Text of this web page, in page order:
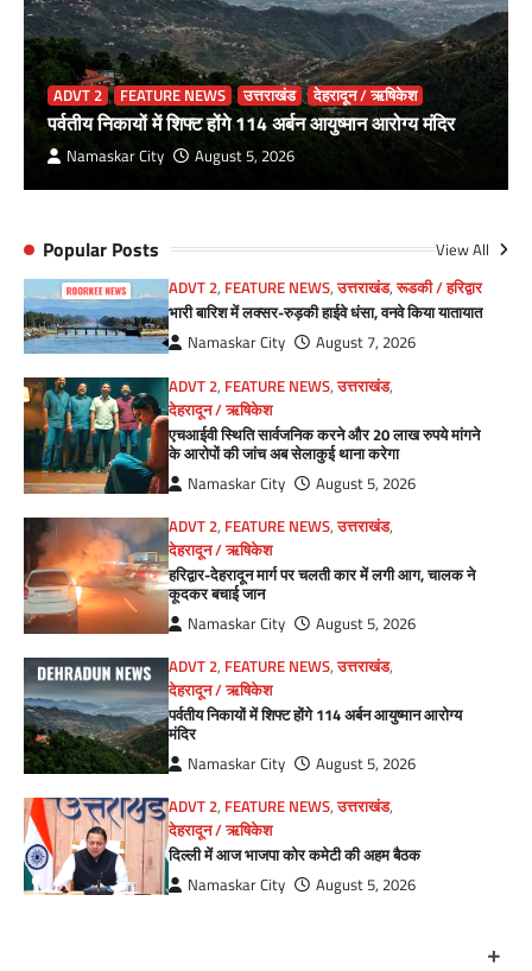
ADVT 2 FEATURE NEWS उत्तराखंड देहरादून / ऋषिकेश
पर्वतीय निकायों में शिफ्ट होंगे 114 अर्बन आयुष्मान आरोग्य मंदिर
Namaskar City August 5, 2026
Popular Posts View All
ADVT 2, FEATURE NEWS,उत्तराखंड,रूडकी / हरिद्वार
भारी बारिश में लक्सर-रुड़की हाईवे धंसा, वनवे किया यातायात
Namaskar City
August 7, 2026
ADVT 2, FEATURE NEWS,उत्तराखंड,
देहरादून / ऋषिकेश
एचआईवी स्थिति सार्वजनिक करने और 20 लाख रुपये मांगने
के आरोपों की जांच अब सेलाकुई थाना करेगा
Namaskar City
August 5, 2026
ADVT 2, FEATURE NEWS,उत्तराखंड,
देहरादून / ऋषिकेश
हरिद्वार-देहरादून मार्ग पर चलती कार में लगी आग, चालक ने
कूदकर बचाई जान
Namaskar City
August 5, 2026
ADVT 2, FEATURE NEWS,उत्तराखंड,
देहरादून / ऋषिकेश
पर्वतीय निकायों में शिफ्ट होंगे 114 अर्बन आयुष्मान आरोग्य
मंदिर
Namaskar City
August 5, 2026
ADVT 2, FEATURE NEWS,उत्तराखंड,
देहरादून / ऋषिकेश
दिल्ली में आज भाजपा कोर कमेटी की अहम बैठक
Namaskar City August 5, 2026
+